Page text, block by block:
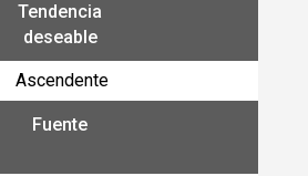
Tendencia
deseable
Ascendente
Fuente